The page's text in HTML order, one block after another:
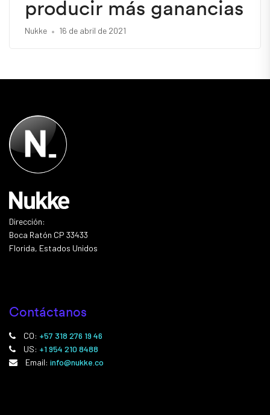
producir más ganancias
Nukke 16 de abril de 2021
Dirección:
Boca Ratón CP 33433
Florida, Estados Unidos
Contáctanos
CO: +57 318 276 19 46
US: +1 954 210 8488
Email: info@nukke.co